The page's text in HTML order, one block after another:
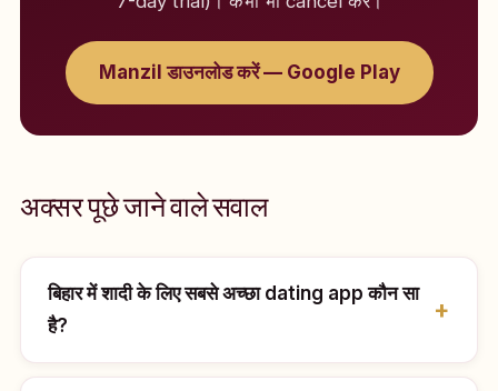
Manzil डाउनलोड करें — Google Play
अक्सर पूछे जाने वाले सवाल
बिहार में शादी के लिए सबसे अच्छा dating app कौन सा
है?